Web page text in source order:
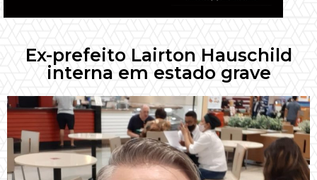
Ex-prefeito Lairton Hauschild
interna em estado grave